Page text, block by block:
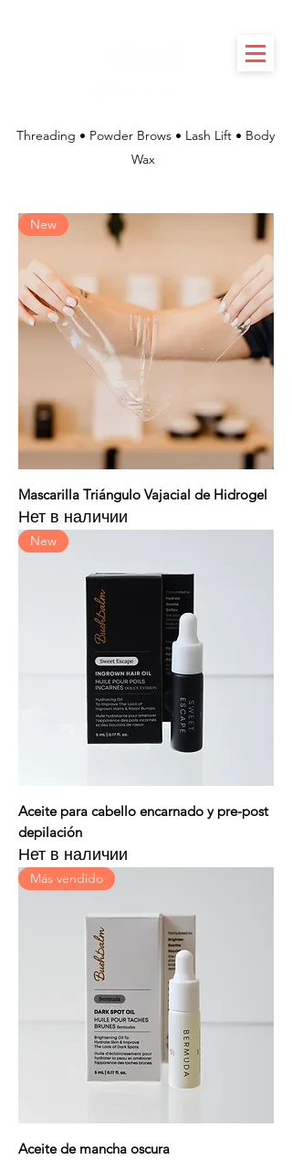
Threading • Powder Brows • Lash Lift • Body
Wax
New
Mascarilla Triángulo Vajacial de Hidrogel
Нет в наличии
New
Aceite para cabello encarnado y pre-post
depilación
Нет в наличии
Más vendido
Aceite de mancha oscura